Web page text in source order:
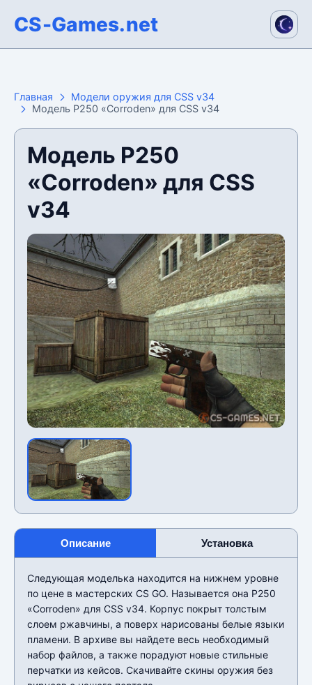
CS-Games.net
Главная
Модели оружия для CSS v34
Модель P250 «Corroden» для CSS v34
Модель P250
«Corroden» для CSS
v34
Описание Установка
Следующая моделька находится на нижнем уровне
по цене в мастерских CS GO. Называется она P250
«Corroden» для CSS v34. Корпус покрыт толстым
слоем ржавчины, а поверх нарисованы белые языки
пламени. В архиве вы найдете весь необходимый
набор файлов, а также порадуют новые стильные
перчатки из кейсов. Скачивайте скины оружия без